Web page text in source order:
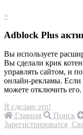
×
Adblock Plus
Вы используете
Вы сделали крик
управлять сайтом, и
онлайн-рекламы. Если
можете отключить его.
Я сделаю это!
Главная
Поиск
Зарегистрироватся